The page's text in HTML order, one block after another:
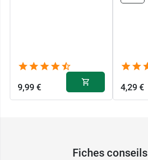
9,99 € 4,29 €
Fiches conseils